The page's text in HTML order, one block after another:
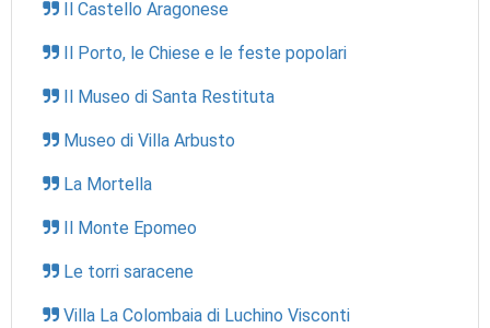
Il Castello Aragonese
Il Porto, le Chiese e le feste popolari
Il Museo di Santa Restituta
Museo di Villa Arbusto
La Mortella
Il Monte Epomeo
Le torri saracene
Villa La Colombaia di Luchino Visconti